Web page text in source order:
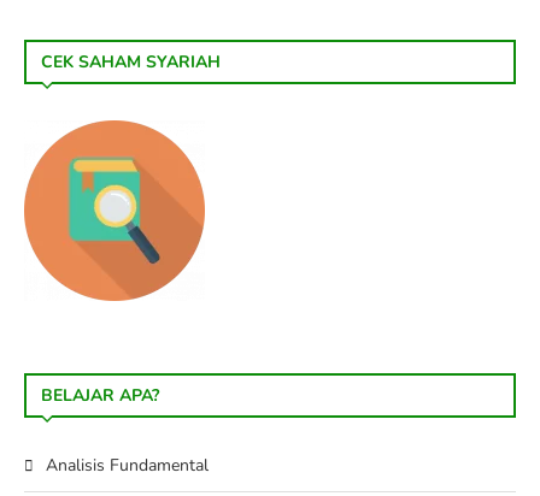
CEK SAHAM SYARIAH
BELAJAR APA?
Analisis Fundamental